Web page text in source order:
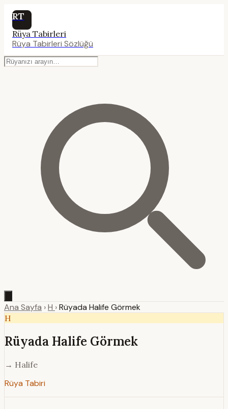
RT
Rüya Tabirleri
Rüya Tabirleri Sözlüğü
Ana Sayfa ›H ›Rüyada Halife Görmek
H
Rüyada Halife Görmek
→ Halife
Rüya Tabiri